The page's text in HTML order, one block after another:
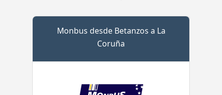
Monbus desde Betanzos a La
Coruña